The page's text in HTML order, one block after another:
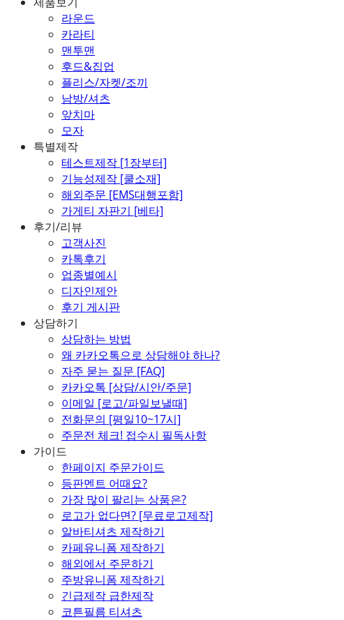
라운드
카라티
맨투맨
후드&집업
플리스/자켓/조끼
남방/셔츠
앞치마
모자
특별제작
테스트제작 [1장부터]
기능성제작 [쿨소재]
해외주문 [EMS대행포함]
가게티 자판기 [베타]
후기/리뷰
고객사진
카톡후기
업종별예시
디자인제안
후기 게시판
상담하기
상담하는 방법
왜 카카오톡으로 상담해야 하나?
자주 묻는 질문 [FAQ]
카카오톡 [상담/시안/주문]
이메일 [로고/파일보낼때]
전화문의 [평일10~17시]
주문전 체크! 접수시 필독사항
가이드
한페이지 주문가이드
등판멘트 어때요?
가장 많이 팔리는 상품은?
로고가 없다면? [무료로고제작]
알바티셔츠 제작하기
카페유니폼 제작하기
해외에서 주문하기
주방유니폼 제작하기
긴급제작 급한제작
코튼필름 티셔츠